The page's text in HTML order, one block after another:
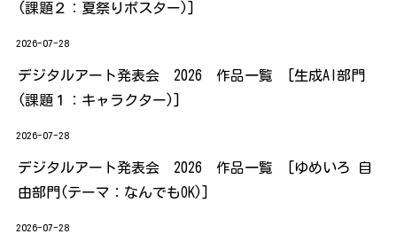
(課題２：夏祭りポスター)]
2026-07-28
デジタルアート発表会 2026 作品一覧 [生成AI部門
(課題１：キャラクター)]
2026-07-28
デジタルアート発表会 2026 作品一覧 [ゆめいろ 自
由部門(テーマ：なんでもOK)]
2026-07-28